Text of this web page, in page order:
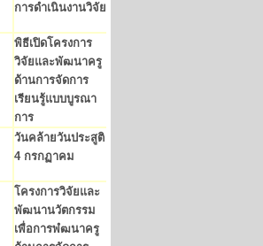
การดำเนินงานวิจัย
พิธีเปิดโครงการ
วิจัยและพัฒนาครู
ด้านการจัดการ
เรียนรู้แบบบูรณา
การ
วันคล้ายวันประสูติ
4 กรกฏาคม
โครงการวิจัยและ
พัฒนานวัตกรรม
เพื่อการพํฒนาครู